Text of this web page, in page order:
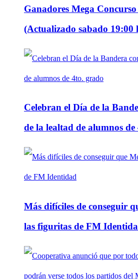
Ganadores Mega
(Actualizado sabado 19:00
Celebran el Día de la
de la lealtad de alumnos
Más difíciles de conseguir
las figuritas de FM